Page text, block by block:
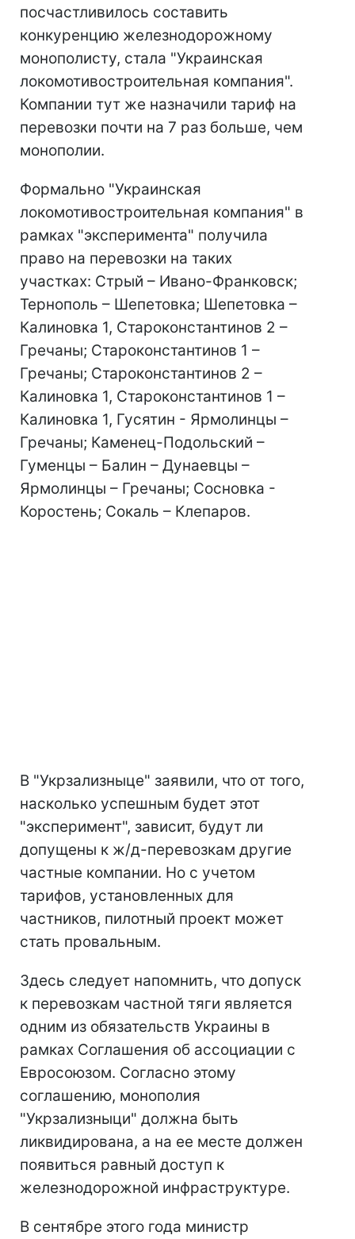
посчастливилось составить
конкуренцию железнодорожному
монополисту, стала "Украинская
локомотивостроительная компания".
Компании тут же назначили тариф на
перевозки почти на 7 раз больше, чем
монополии.
Формально "Украинская
локомотивостроительная компания" в
рамках "эксперимента" получила
право на перевозки на таких
участках: Стрый – Ивано-Франковск;
Тернополь – Шепетовка; Шепетовка –
Калиновка 1, Староконстантинов 2 –
Гречаны; Староконстантинов 1 –
Гречаны; Староконстантинов 2 –
Калиновка 1, Староконстантинов 1 –
Калиновка 1, Гусятин - Ярмолинцы –
Гречаны; Каменец-Подольский –
Гуменцы – Балин – Дунаевцы –
Ярмолинцы – Гречаны; Сосновка -
Коростень; Сокаль – Клепаров.
В "Укрзализныце" заявили, что от того,
насколько успешным будет этот
"эксперимент", зависит, будут ли
допущены к ж/д-перевозкам другие
частные компании. Но с учетом
тарифов, установленных для
частников, пилотный проект может
стать провальным.
Здесь следует напомнить, что допуск
к перевозкам частной тяги является
одним из обязательств Украины в
рамках Соглашения об ассоциации с
Евросоюзом. Согласно этому
соглашению, монополия
"Укрзализныци" должна быть
ликвидирована, а на ее месте должен
появиться равный доступ к
железнодорожной инфраструктуре.
В сентябре этого года министр